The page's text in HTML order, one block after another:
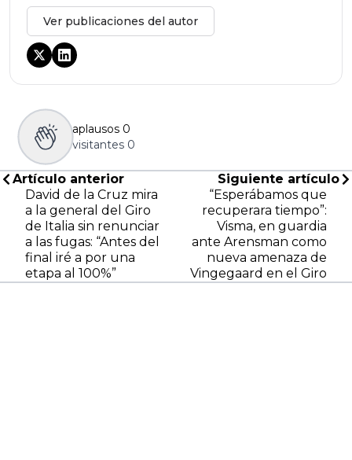
Ver publicaciones del autor
aplausos 0
visitantes 0
Artículo anterior
David de la Cruz mira
a la general del Giro
de Italia sin renunciar
a las fugas: “Antes del
final iré a por una
etapa al 100%”
Siguiente artículo
“Esperábamos que
recuperara tiempo”:
Visma, en guardia
ante Arensman como
nueva amenaza de
Vingegaard en el Giro